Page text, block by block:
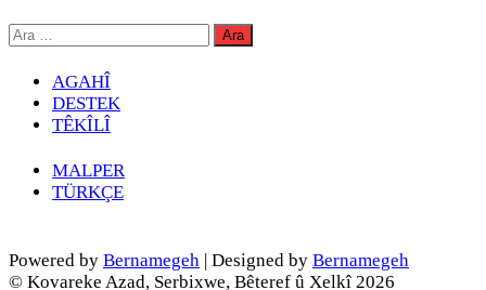
Arama:
AGAHÎ
DESTEK
TÊKÎLÎ
MALPER
TÜRKÇE
Powered by Bernamegeh | Designed by Bernamegeh
© Kovareke Azad, Serbixwe, Bêteref û Xelkî 2026